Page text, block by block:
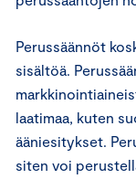
Perussäännöt
sisältöä.
laatimaa, kuten
ääniesitykset.
siten voi